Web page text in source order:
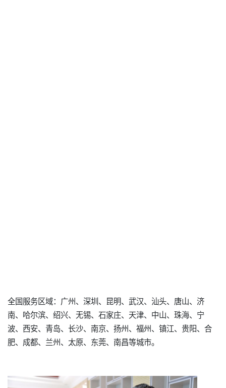
全国服务区域：广州、深圳、昆明、武汉、汕头、唐山、济
南、哈尔滨、绍兴、无锡、石家庄、天津、中山、珠海、宁
波、西安、青岛、长沙、南京、扬州、福州、镇江、贵阳、合
肥、成都、兰州、太原、东莞、南昌等城市。